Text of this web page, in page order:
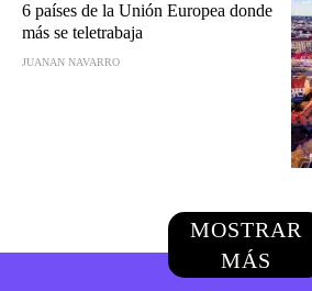
6 países de la Unión Europea donde
más se teletrabaja
JUANAN NAVARRO
MOSTRAR
MÁS